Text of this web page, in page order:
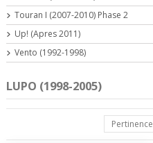
LUPO (1998-2005)
Pertinence
Touran I (2007-2010) Phase 2
Up! (Apres 2011)
Vento (1992-1998)